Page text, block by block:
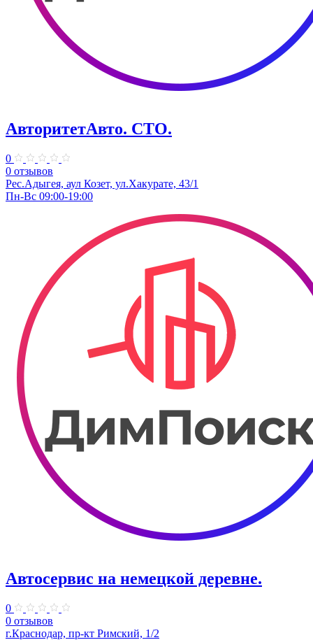
АвторитетАвто. СТО.
0
0 отзывов
Рес.Адыгея, аул Козет, ул.Хакурате, 43/1
Пн-Вс 09:00-19:00
Автосервис на немецкой деревне.
0
0 отзывов
г.Краснодар, пр-кт Римский, 1/2